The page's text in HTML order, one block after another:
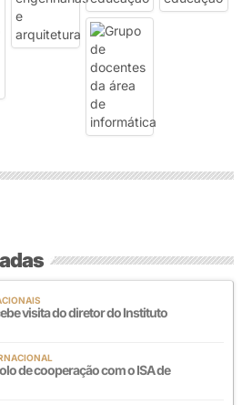
visita do diretor do Instituto
de cooperação com o ISA de